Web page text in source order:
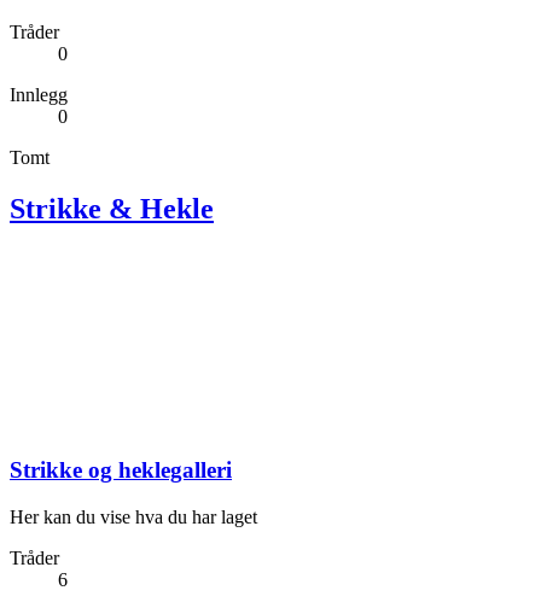
Tråder
0
Innlegg
0
Tomt
Strikke & Hekle
Strikke og heklegalleri
Her kan du vise hva du har laget
Tråder
6